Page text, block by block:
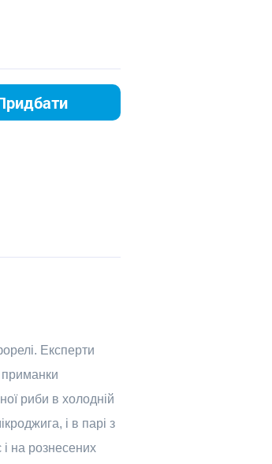
Експерти
приманки
риби в холодній
і в парі з
на рознесених